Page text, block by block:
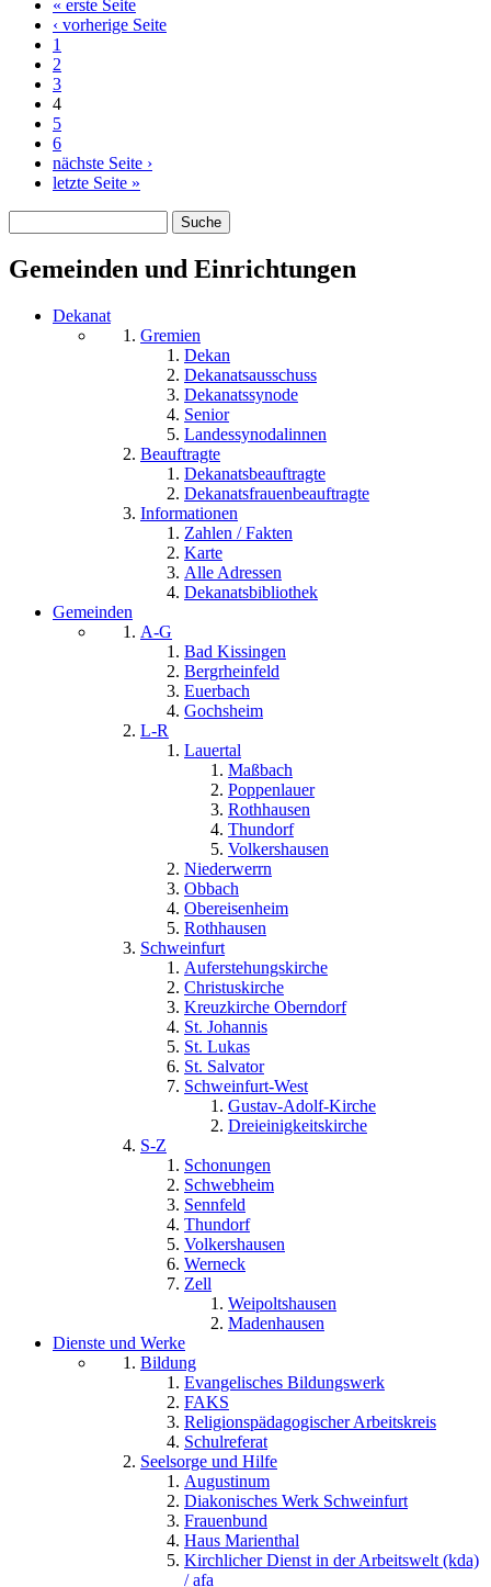
Seiten« erste Seite
‹ vorherige Seite
1
2
3
4
5
6
nächste Seite ›
letzte Seite »
Gemeinden und Einrichtungen
Dekanat
Gremien
Dekan
Dekanatsausschuss
Dekanatssynode
Senior
Landessynodalinnen
Beauftragte
Dekanatsbeauftragte
Dekanatsfrauenbeauftragte
Informationen
Zahlen / Fakten
Karte
Alle Adressen
Dekanatsbibliothek
Gemeinden
A-G
Bad Kissingen
Bergrheinfeld
Euerbach
Gochsheim
L-R
Lauertal
Maßbach
Poppenlauer
Rothhausen
Thundorf
Volkershausen
Niederwerrn
Obbach
Obereisenheim
Rothhausen
Schweinfurt
Auferstehungskirche
Christuskirche
Kreuzkirche Oberndorf
St. Johannis
St. Lukas
St. Salvator
Schweinfurt-West
Gustav-Adolf-Kirche
Dreieinigkeitskirche
S-Z
Schonungen
Schwebheim
Sennfeld
Thundorf
Volkershausen
Werneck
Zell
Weipoltshausen
Madenhausen
Dienste und Werke
Bildung
Evangelisches Bildungswerk
FAKS
Religionspädagogischer Arbeitskreis
Schulreferat
Seelsorge und Hilfe
Augustinum
Diakonisches Werk Schweinfurt
Frauenbund
Haus Marienthal
Kirchlicher Dienst in der Arbeitswelt (kda)
/ afa